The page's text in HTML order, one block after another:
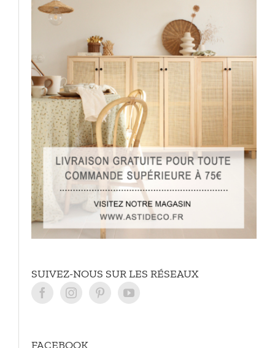
SUIVEZ-NOUS SUR LES RÉSEAUX
FACEBOOK